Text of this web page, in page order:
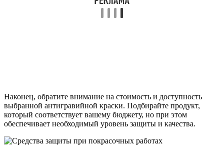
Наконец, обратите внимание на стоимость и доступность
выбранной антигравийной краски. Подбирайте продукт,
который соответствует вашему бюджету, но при этом
обеспечивает необходимый уровень защиты и качества.